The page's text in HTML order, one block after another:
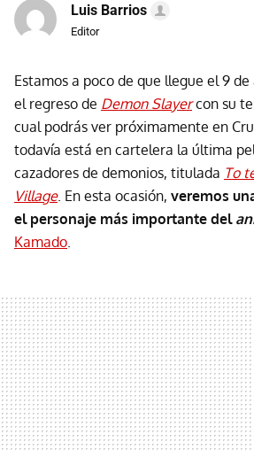
Luis Barrios
Editor
Estamos a poco de que llegue el 9
el regreso de Demon Slayercon su
cual podrás ver próximamente en
todavía está en cartelera la última
cazadores de demonios, titulada To
Village. En esta ocasión, veremos
el personaje más importante del
Kamado